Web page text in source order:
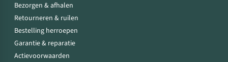
Bezorgen & afhalen
Retourneren & ruilen
Bestelling herroepen
Garantie & reparatie
Actievoorwaarden